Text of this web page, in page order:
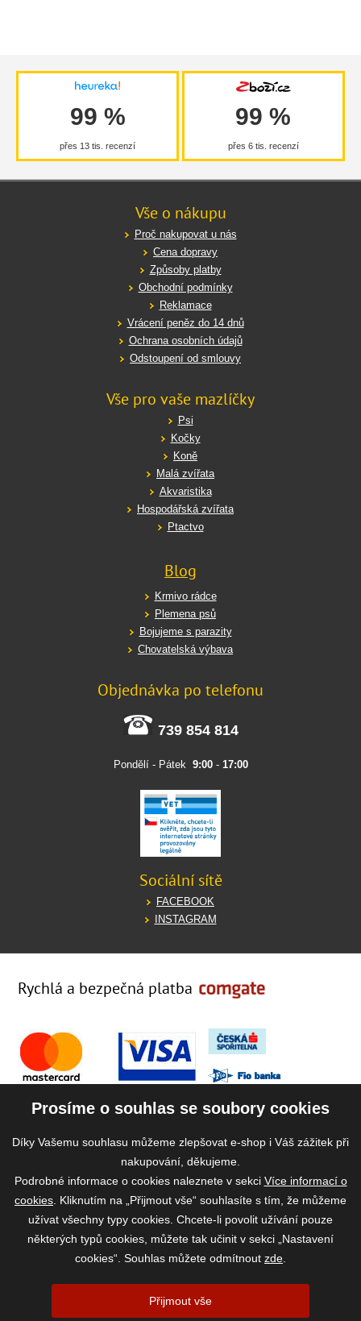
99 %
přes 13 tis. recenzí
99 %
přes 6 tis. recenzí
Vše o nákupu
Proč nakupovat u nás
Cena dopravy
Způsoby platby
Obchodní podmínky
Reklamace
Vrácení peněz do 14 dnů
Ochrana osobních údajů
Odstoupení od smlouvy
Vše pro vaše mazlíčky
Psi
Kočky
Koně
Malá zvířata
Akvaristika
Hospodářská zvířata
Ptactvo
Blog
Krmivo rádce
Plemena psů
Bojujeme s parazity
Chovatelská výbava
Objednávka po telefonu
739 854 814
Pondělí - Pátek 9:00- 17:00
Sociální sítě
FACEBOOK
INSTAGRAM
Rychlá a bezpečná platba
2026 ©www.vase-krmivo.cz- Tomáš Kroupa e-shop, Kanice 307, 664 01
Brno-venkov, IČ: 75785439
Prosíme o souhlas se soubory cookies
Díky Vašemu souhlasu můžeme zlepšovat e-shop i Váš zážitek při
nakupování, děkujeme.
Podrobné informace o cookies naleznete v sekci Více informací o
cookies . Kliknutím na „Přijmout vše“ souhlasíte s tím, že můžeme
užívat všechny typy cookies. Chcete-li povolit užívání pouze
některých typů cookies, můžete tak učinit v sekci „Nastavení
cookies“. Souhlas můžete odmítnout zde
Přijmout vše